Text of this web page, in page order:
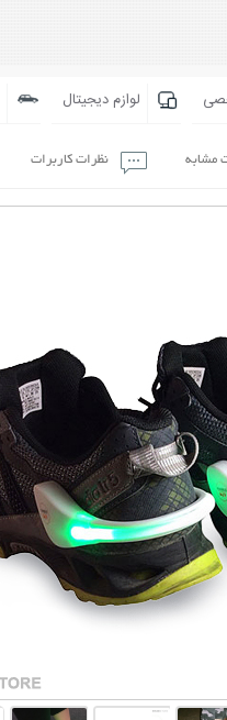
لوازم دیجیتال
مشابه نظرات کاربرات